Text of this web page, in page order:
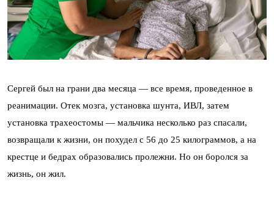
Сергей был на грани два месяца — все время, проведенное в
реанимации. Отек мозга, установка шунта, ИВЛ, затем
установка трахеостомы — мальчика несколько раз спасали,
возвращали к жизни, он похудел с 56 до 25 килограммов, а на
крестце и бедрах образовались пролежни. Но он боролся за
жизнь, он жил.